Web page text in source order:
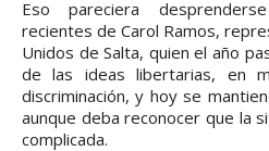
Eso pareciera
recientes de Carol Ramos,
Unidos de Salta, quien el año
de las ideas libertarias, en
discriminación, y hoy se
aunque deba reconocer que la
complicada.